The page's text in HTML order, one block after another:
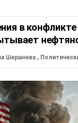
в
Шершнева ,